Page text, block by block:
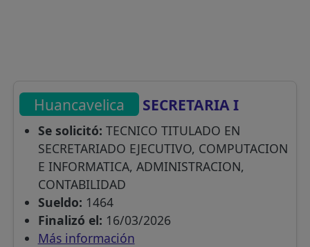
Huancavelica SECRETARIA I
Se solicitó: TECNICO TITULADO EN
SECRETARIADO EJECUTIVO, COMPUTACION
E INFORMATICA, ADMINISTRACION,
CONTABILIDAD
Sueldo: 1464
Finalizó el: 16/03/2026
Más información